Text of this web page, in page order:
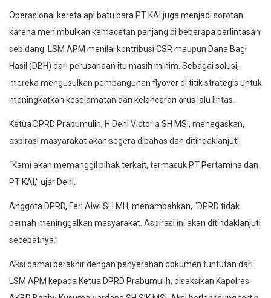
Operasional kereta api batu bara PT KAI juga menjadi sorotan
karena menimbulkan kemacetan panjang di beberapa perlintasan
sebidang. LSM APM menilai kontribusi CSR maupun Dana Bagi
Hasil (DBH) dari perusahaan itu masih minim. Sebagai solusi,
mereka mengusulkan pembangunan flyover di titik strategis untuk
meningkatkan keselamatan dan kelancaran arus lalu lintas.
Ketua DPRD Prabumulih, H Deni Victoria SH MSi, menegaskan,
aspirasi masyarakat akan segera dibahas dan ditindaklanjuti.
“Kami akan memanggil pihak terkait, termasuk PT Pertamina dan
PT KAI,” ujar Deni.
Anggota DPRD, Feri Alwi SH MH, menambahkan, “DPRD tidak
pernah meninggalkan masyarakat. Aspirasi ini akan ditindaklanjuti
secepatnya.”
Aksi damai berakhir dengan penyerahan dokumen tuntutan dari
LSM APM kepada Ketua DPRD Prabumulih, disaksikan Kapolres